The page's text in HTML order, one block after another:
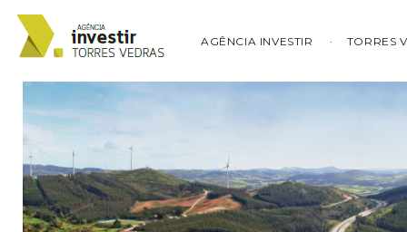
AGÊNCIA INVESTIR TORRES